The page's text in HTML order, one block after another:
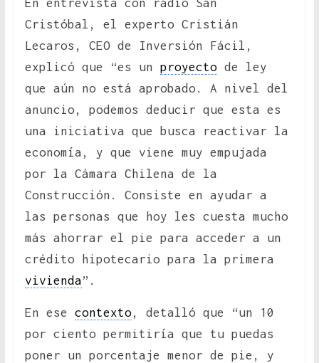
En entrevista con radio San
Cristóbal, el experto Cristián
Lecaros, CEO de Inversión Fácil,
explicó que “es un proyectode ley
que aún no está aprobado. A nivel del
anuncio, podemos deducir que esta es
una iniciativa que busca reactivar la
economía, y que viene muy empujada
por la Cámara Chilena de la
Construcción. Consiste en ayudar a
las personas que hoy les cuesta mucho
más ahorrar el pie para acceder a un
crédito hipotecario para la primera
vivienda”.
En ese contexto, detalló que “un 10
por ciento permitiría que tu puedas
poner un porcentaje menor de pie, y